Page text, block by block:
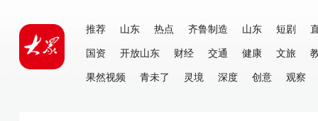
推荐 山东 热点 齐鲁制造 山东 短剧
国资
开放山东 财经 交通 健康 文旅
果然视频
青未了 灵境 深度 创意 观察